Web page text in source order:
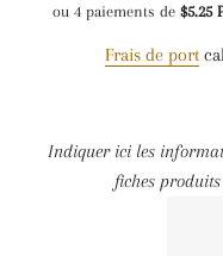
ou 4 paiements de $5.25
Frais de port
Indiquer ici les
fiches